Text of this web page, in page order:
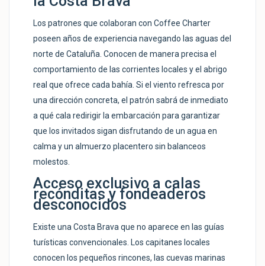
Los patrones que colaboran con Coffee Charter
poseen años de experiencia navegando las aguas del
norte de Cataluña. Conocen de manera precisa el
comportamiento de las corrientes locales y el abrigo
real que ofrece cada bahía. Si el viento refresca por
una dirección concreta, el patrón sabrá de inmediato
a qué cala redirigir la embarcación para garantizar
que los invitados sigan disfrutando de un agua en
calma y un almuerzo placentero sin balanceos
molestos.
Acceso exclusivo a calas
recónditas y fondeaderos
desconocidos
Existe una Costa Brava que no aparece en las guías
turísticas convencionales. Los capitanes locales
conocen los pequeños rincones, las cuevas marinas